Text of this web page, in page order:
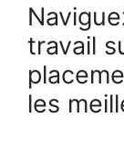
travail
les